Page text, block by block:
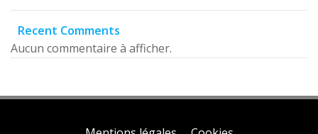
Recent Comments
Aucun commentaire à afficher.